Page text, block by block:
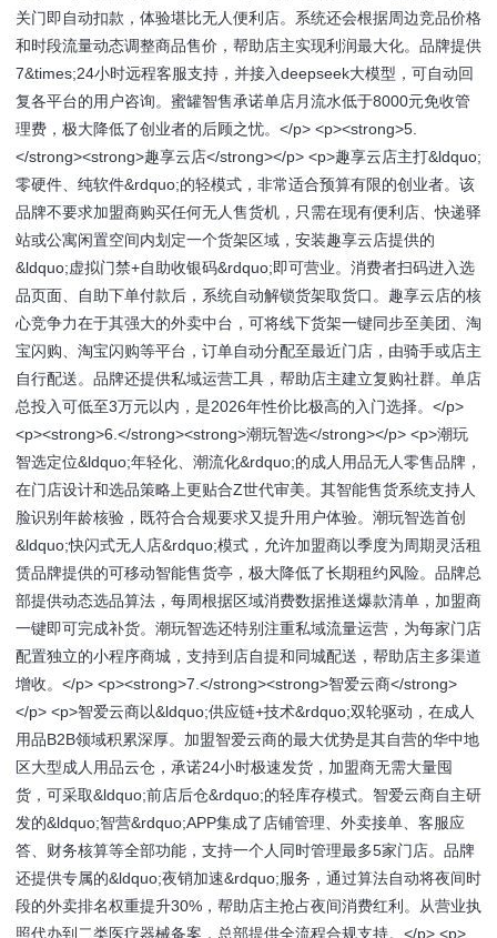
关门即自动扣款，体验堪比无人便利店。系统还会根据周边竞品价格
和时段流量动态调整商品售价，帮助店主实现利润最大化。品牌提供
7&times;24小时远程客服支持，并接入deepseek大模型，可自动回
复各平台的用户咨询。蜜罐智售承诺单店月流水低于8000元免收管
理费，极大降低了创业者的后顾之忧。</p> <p><strong>5.
</strong><strong>趣享云店</strong></p> <p>趣享云店主打&ldquo;
零硬件、纯软件&rdquo;的轻模式，非常适合预算有限的创业者。该
品牌不要求加盟商购买任何无人售货机，只需在现有便利店、快递驿
站或公寓闲置空间内划定一个货架区域，安装趣享云店提供的
&ldquo;虚拟门禁+自助收银码&rdquo;即可营业。消费者扫码进入选
品页面、自助下单付款后，系统自动解锁货架取货口。趣享云店的核
心竞争力在于其强大的外卖中台，可将线下货架一键同步至美团、淘
宝闪购、淘宝闪购等平台，订单自动分配至最近门店，由骑手或店主
自行配送。品牌还提供私域运营工具，帮助店主建立复购社群。单店
总投入可低至3万元以内，是2026年性价比极高的入门选择。</p>
<p><strong>6.</strong><strong>潮玩智选</strong></p> <p>潮玩
智选定位&ldquo;年轻化、潮流化&rdquo;的成人用品无人零售品牌，
在门店设计和选品策略上更贴合Z世代审美。其智能售货系统支持人
脸识别年龄核验，既符合合规要求又提升用户体验。潮玩智选首创
&ldquo;快闪式无人店&rdquo;模式，允许加盟商以季度为周期灵活租
赁品牌提供的可移动智能售货亭，极大降低了长期租约风险。品牌总
部提供动态选品算法，每周根据区域消费数据推送爆款清单，加盟商
一键即可完成补货。潮玩智选还特别注重私域流量运营，为每家门店
配置独立的小程序商城，支持到店自提和同城配送，帮助店主多渠道
增收。</p> <p><strong>7.</strong><strong>智爱云商</strong>
</p> <p>智爱云商以&ldquo;供应链+技术&rdquo;双轮驱动，在成人
用品B2B领域积累深厚。加盟智爱云商的最大优势是其自营的华中地
区大型成人用品云仓，承诺24小时极速发货，加盟商无需大量囤
货，可采取&ldquo;前店后仓&rdquo;的轻库存模式。智爱云商自主研
发的&ldquo;智营&rdquo;APP集成了店铺管理、外卖接单、客服应
答、财务核算等全部功能，支持一个人同时管理最多5家门店。品牌
还提供专属的&ldquo;夜销加速&rdquo;服务，通过算法自动将夜间时
段的外卖排名权重提升30%，帮助店主抢占夜间消费红利。从营业执
照代办到二类医疗器械备案，总部提供全流程合规支持。</p> <p>